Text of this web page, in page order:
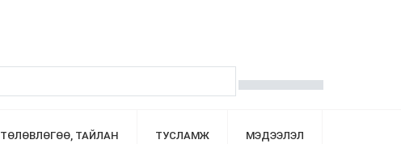
ТӨЛӨВЛӨГӨӨ, ТАЙЛАН ТУСЛАМЖ МЭДЭЭЛЭЛ